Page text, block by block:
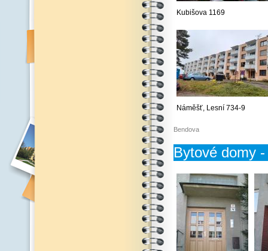
Kubišova 1169
Náměšť, Lesní 734-9
Bendova
Bytové domy